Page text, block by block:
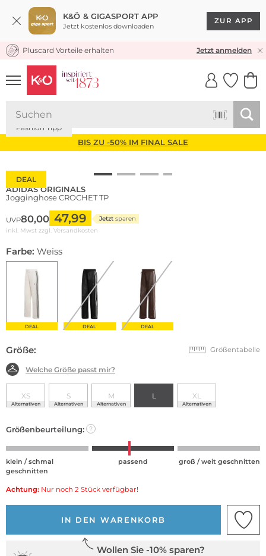
K&Ö & GIGASPORT APP
Jetzt kostenlos downloaden
ZUR APP
KOSTENLOSER VERSAND* & RÜCKVERSAND
Pluscard Vorteile erhalten Jetzt anmelden
UNSERE APP
CLICK &
BIS ZU -50% IM FINAL SALE
DEAL
Fashion Tipp
ADIDAS ORIGINALS
Jogginghose CROCHET TP
UVP80,00 47,99 Jetzt sparen
inkl. Mwst zzgl. Versandkosten
Farbe: Weiss
DEAL DEAL DEAL
Größe: Größentabelle
Welche Größe passt mir?
XS
Alternativen
S
Alternativen
M
Alternativen
L XL
Alternativen
Größenbeurteilung: ?
klein / schmal
geschnitten
passend groß / weit geschnitten
Achtung: Nur noch 2 Stück verfügbar!
IN DEN WARENKORB
Wollen Sie -10% sparen?